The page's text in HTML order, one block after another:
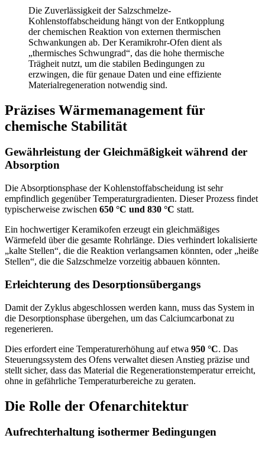
Die Zuverlässigkeit der Salzschmelze-
Kohlenstoffabscheidung hängt von der Entkopplung
der chemischen Reaktion von externen thermischen
Schwankungen ab. Der Keramikrohr-Ofen dient als
„thermisches Schwungrad“, das die hohe thermische
Trägheit nutzt, um die stabilen Bedingungen zu
erzwingen, die für genaue Daten und eine effiziente
Materialregeneration notwendig sind.
Präzises Wärmemanagement für
chemische Stabilität
Gewährleistung der Gleichmäßigkeit während der
Absorption
Die Absorptionsphase der Kohlenstoffabscheidung ist sehr
empfindlich gegenüber Temperaturgradienten. Dieser Prozess findet
typischerweise zwischen 650 °C und 830 °C statt.
Ein hochwertiger Keramikofen erzeugt ein gleichmäßiges
Wärmefeld über die gesamte Rohrlänge. Dies verhindert lokalisierte
„kalte Stellen“, die die Reaktion verlangsamen könnten, oder „heiße
Stellen“, die die Salzschmelze vorzeitig abbauen könnten.
Erleichterung des Desorptionsübergangs
Damit der Zyklus abgeschlossen werden kann, muss das System in
die Desorptionsphase übergehen, um das Calciumcarbonat zu
regenerieren.
Dies erfordert eine Temperaturerhöhung auf etwa 950 °C. Das
Steuerungssystem des Ofens verwaltet diesen Anstieg präzise und
stellt sicher, dass das Material die Regenerationstemperatur erreicht,
ohne in gefährliche Temperaturbereiche zu geraten.
Die Rolle der Ofenarchitektur
Aufrechterhaltung isothermer Bedingungen